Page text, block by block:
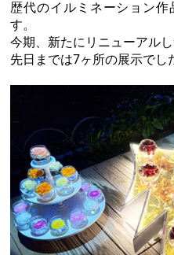
歴代のイルミネーション
す。
今期、新たにリニューアル
先日までは7ヶ所の展示でし